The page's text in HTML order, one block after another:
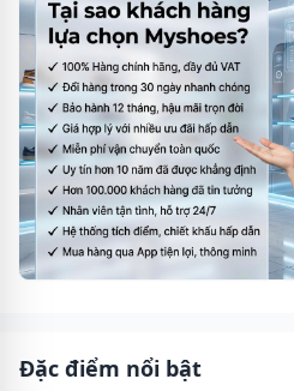
Đặc điểm nổi bật